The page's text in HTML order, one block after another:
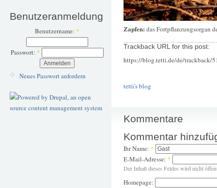
Benutzeranmeldung
Benutzername: *
Passwort: *
Neues Passwort anfordern
Zapfen: das Fortpflanzungsorgan
Trackback URL for this post:
https://blog.tetti.de/de/trackback/
tetti's blog
Kommentare
Kommentar
Ihr Name: *
E-Mail-Adresse: *
Der Inhalt dieses Feldes wird nicht
Homepage: